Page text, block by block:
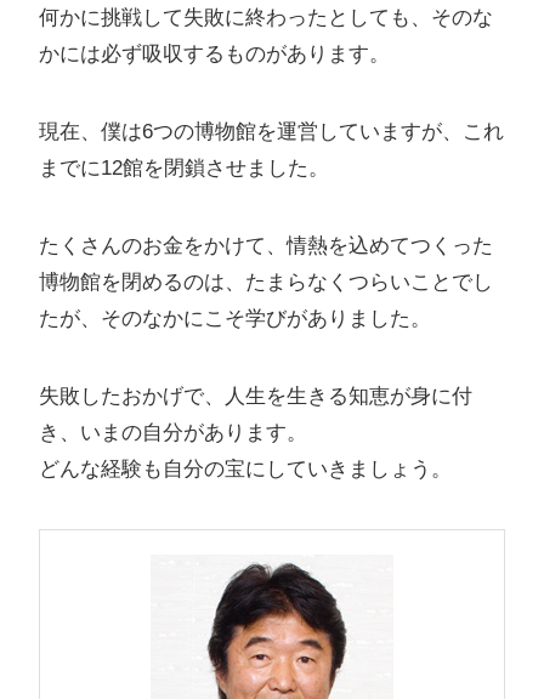
何かに挑戦して失敗に終わったとしても、そのな
かには必ず吸収するものがあります。
現在、僕は6つの博物館を運営していますが、これ
までに12館を閉鎖させました。
たくさんのお金をかけて、情熱を込めてつくった
博物館を閉めるのは、たまらなくつらいことでし
たが、そのなかにこそ学びがありました。
失敗したおかげで、人生を生きる知恵が身に付
き、いまの自分があります。
どんな経験も自分の宝にしていきましょう。